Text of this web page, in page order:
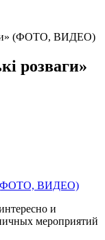
(ФОТО, ВИДЕО)
розваги»
и
мероприятий